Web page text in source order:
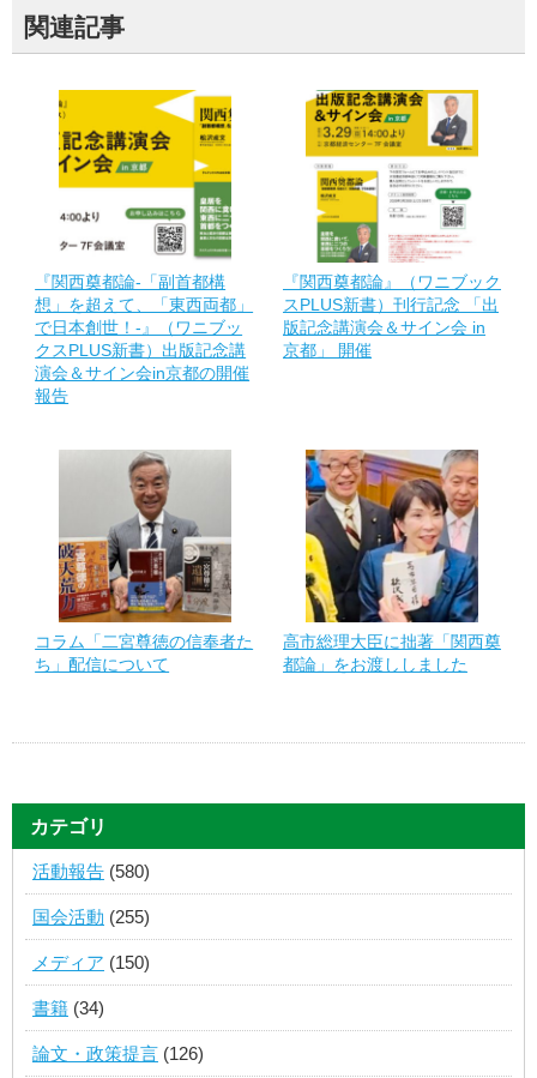
関連記事
『関西奠都論-「副首都構
想」を超えて、「東西両都」
で日本創世！-』（ワニブッ
クスPLUS新書）出版記念講
演会＆サイン会in京都の開催
報告
『関西奠都論』（ワニブック
スPLUS新書）刊行記念 「出
版記念講演会＆サイン会 in
京都」 開催
コラム「二宮尊徳の信奉者た
ち」配信について
高市総理大臣に拙著「関西奠
都論」をお渡ししました
カテゴリ
活動報告 (580)
国会活動 (255)
メディア (150)
書籍 (34)
論文・政策提言 (126)